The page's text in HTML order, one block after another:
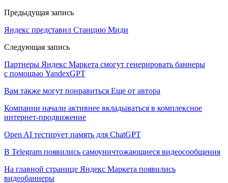
Предыдущая запись
Яндекс представил Станцию Миди
Следующая запись
Партнеры Яндекс Маркета смогут генерировать баннеры
с помощью YandexGPT
Вам также могут понравиться Еще от автора
Компании начали активнее вкладываться в комплексное
интернет-продвижение
Open AI тестирует память для ChatGPT
В Telegram появились самоуничтожающиеся видеосообщения
На главной странице Яндекс Маркета появились
видеобаннеры